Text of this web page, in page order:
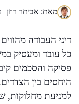
מאת: אביתר רוזן |
דיני העבודה
כל עובד ומעסיק
פסיקה והסכמים
היחסים בין
למניעת מחלוקות,